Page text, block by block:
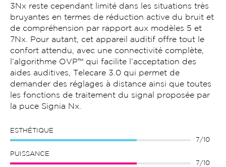
3Nx reste cependant limité dans les situations très
bruyantes en termes de réduction active du bruit et
de compréhension par rapport aux modèles 5 et
7Nx. Pour autant, cet appareil auditif offre tout le
confort attendu, avec une connectivité complète,
l’algorithme OVP™ qui facilite l’acceptation des
aides auditives, Telecare 3.0 qui permet de
demander des réglages à distance ainsi que toutes
les fonctions de traitement du signal proposée par
la puce Signia Nx.
ESTHÉTIQUE
7/10
PUISSANCE
7/10